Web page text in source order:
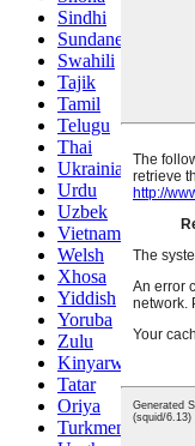
Sindhi
Sundanese
Swahili
Tajik
Tamil
Telugu
Thai
Ukrainian
Urdu
Uzbek
Vietnamese
Welsh
Xhosa
Yiddish
Yoruba
Zulu
Kinyarwanda
Tatar
Oriya
Turkmen